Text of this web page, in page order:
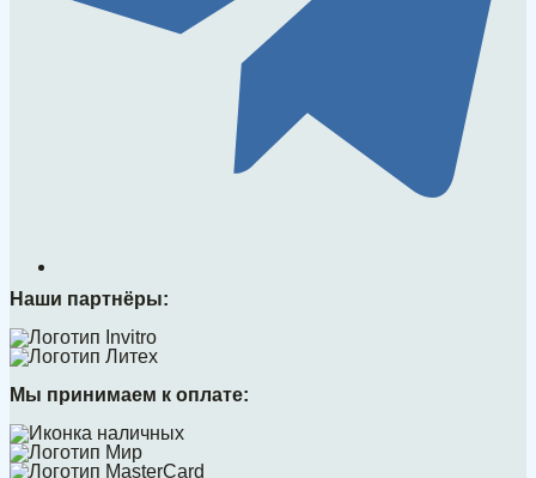
Наши партнёры:
Мы принимаем к оплате: